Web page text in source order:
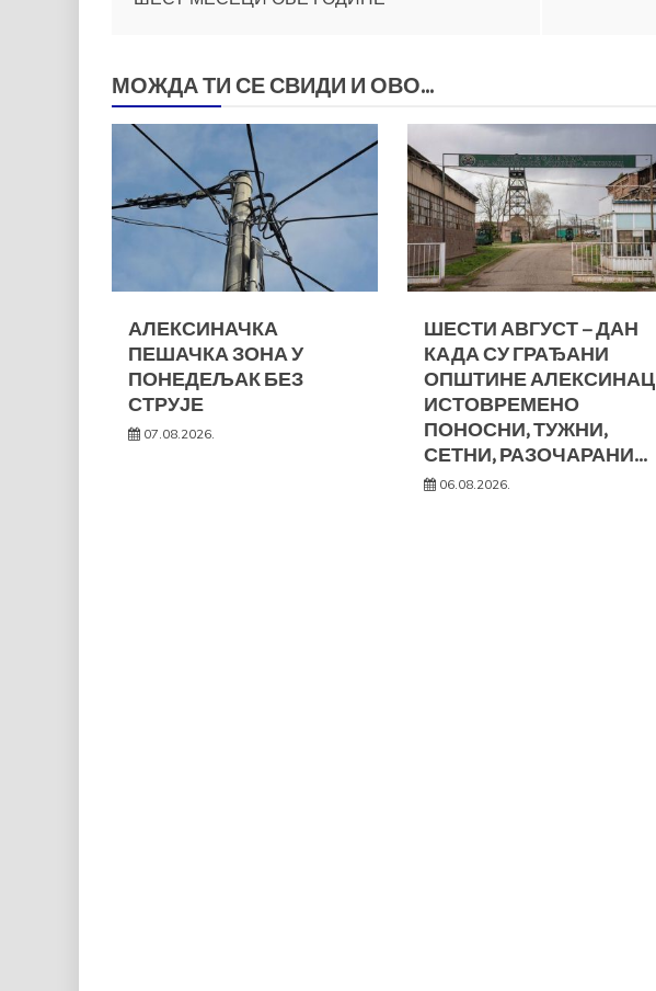
чланка
МОЖДА ТИ СЕ СВИДИ И ОВО...
АЛЕКСИНАЧКА
ПЕШАЧКА ЗОНА У
ПОНЕДЕЉАК БЕЗ
СТРУЈЕ
07.08.2026.
ШЕСТИ АВГУСТ – ДАН
КАДА СУ ГРАЂАНИ
ОПШТИНЕ АЛЕКСИНАЦ
ИСТОВРЕМЕНО
ПОНОСНИ, ТУЖНИ,
СЕТНИ, РАЗОЧАРАНИ…
06.08.2026.